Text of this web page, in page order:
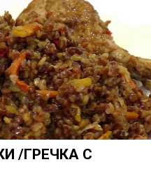
/ГРЕЧКА С